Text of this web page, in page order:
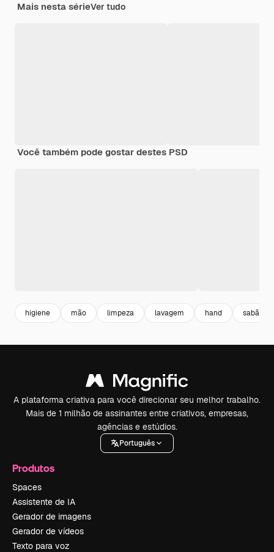
Mais nesta sérieVer tudo
Você também pode gostar destes PSD
higiene mão limpeza lavagem hand sabão
A plataforma criativa para você direcionar seu melhor trabalho.
Mais de 1 milhão de assinantes entre criativos, empresas,
agências e estúdios.
Português
Produtos
Spaces
Assistente de IA
Gerador de imagens
Gerador de vídeos
Texto para voz